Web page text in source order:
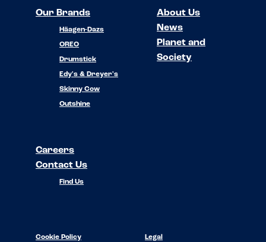
Our Brands
Häagen-Dazs
OREO
Drumstick
Edy's & Dreyer's
Skinny Cow
Outshine
About Us
News
Planet and
Society
Careers
Contact Us
Find Us
Cookie Policy Legal